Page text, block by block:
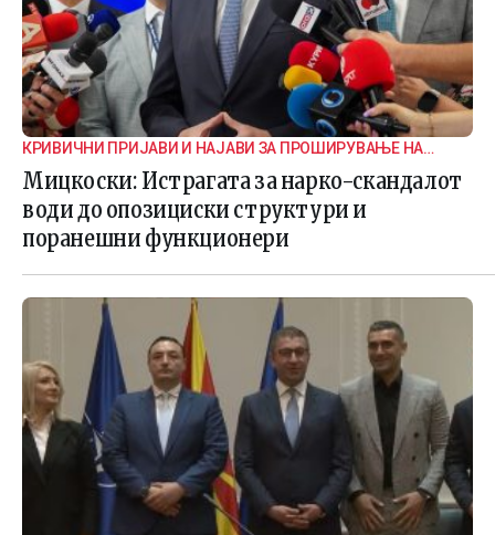
КРИВИЧНИ ПРИЈАВИ И НАЈАВИ ЗА ПРОШИРУВАЊЕ НА
ИСТРАГАТА
Мицкоски: Истрагата за нарко-скандалот
води до опозициски структури и
поранешни функционери